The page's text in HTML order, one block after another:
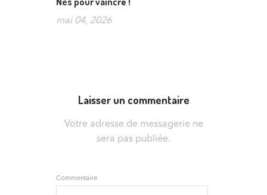
mai 04, 2026
Laisser un commentaire
Votre adresse de messagerie ne
sera pas publiée.
Commentaire